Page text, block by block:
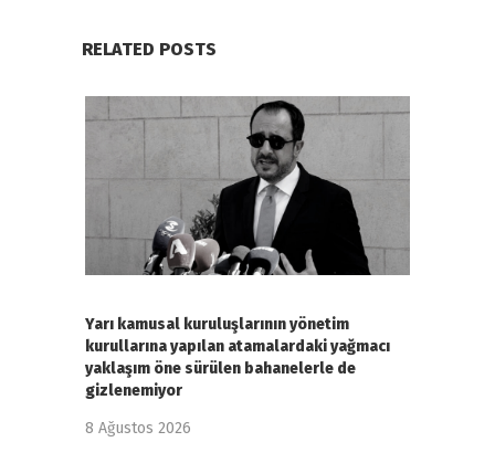
RELATED POSTS
Yarı kamusal kuruluşlarının yönetim
kurullarına yapılan atamalardaki yağmacı
yaklaşım öne sürülen bahanelerle de
gizlenemiyor
8 Ağustos 2026